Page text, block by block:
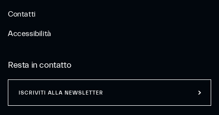
Contatti
Accessibilità
Resta in contatto
ISCRIVITI ALLA NEWSLETTER